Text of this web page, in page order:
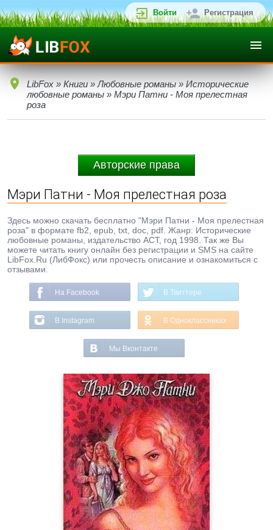
Войти Регистрация
LibFox » Книги » Любовные романы » Исторические
любовные романы » Мэри Патни - Моя прелестная
роза
Авторские права
Мэри Патни - Моя прелестная роза
Здесь можно скачать бесплатно "Мэри Патни - Моя прелестная
роза" в формате fb2, epub, txt, doc, pdf. Жанр: Исторические
любовные романы, издательство АСТ, год 1998. Так же Вы
можете читать книгу онлайн без регистрации и SMS на сайте
LibFox.Ru (ЛибФокс) или прочесть описание и ознакомиться с
отзывами.
На Facebook В Твиттере
В Instagram В Одноклассниках
Мы Вконтакте